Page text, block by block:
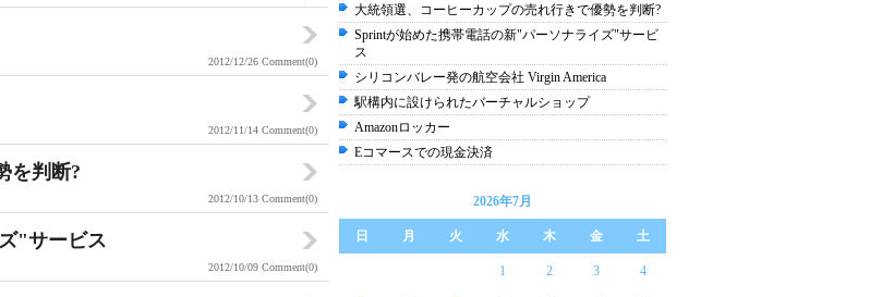
2012/12/26 Comment(0)
2012/11/14 Comment(0)
を判断?
2012/10/13 Comment(0)
"サービス
2012/10/09 Comment(0)
大統領選、コーヒーカップの売れ行きで優勢を判断?
Sprintが始めた携帯電話の新"パーソナライズ"サービ
ス
シリコンバレー発の航空会社 Virgin America
駅構内に設けられたバーチャルショップ
Amazonロッカー
Eコマースでの現金決済
2026年7月
日 月 火 水 木 金 土
1 2 3 4